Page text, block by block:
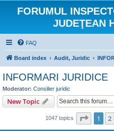
FORUMUL
JUDEŢEAN
FAQ
Board index Audit, Juridic
INFORMARI JURIDICE
Moderator: Consilier juridic
New Topic
1047 topics Page 1of
1 2